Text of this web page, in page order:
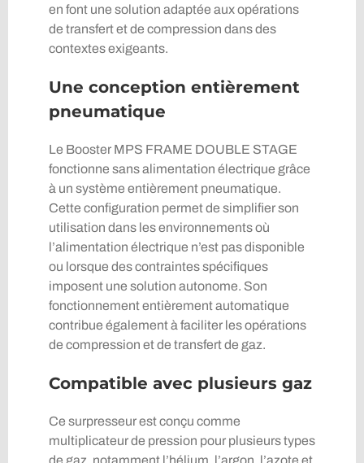
en font une solution adaptée aux opérations
de transfert et de compression dans des
contextes exigeants.
Une conception entièrement
pneumatique
Le Booster MPS FRAME DOUBLE STAGE
fonctionne sans alimentation électrique grâce
à un système entièrement pneumatique.
Cette configuration permet de simplifier son
utilisation dans les environnements où
l’alimentation électrique n’est pas disponible
ou lorsque des contraintes spécifiques
imposent une solution autonome. Son
fonctionnement entièrement automatique
contribue également à faciliter les opérations
de compression et de transfert de gaz.
Compatible avec plusieurs gaz
Ce surpresseur est conçu comme
multiplicateur de pression pour plusieurs types
de gaz, notamment l’hélium, l’argon, l’azote et